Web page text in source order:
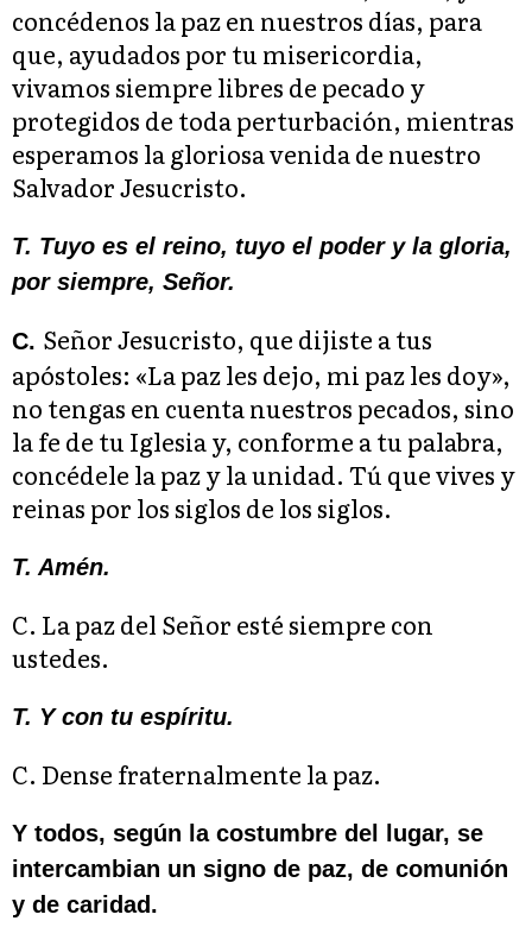
concédenos la paz en nuestros días, para
que, ayudados por tu misericordia,
vivamos siempre libres de pecado y
protegidos de toda perturbación, mientras
esperamos la gloriosa venida de nuestro
Salvador Jesucristo.
T. Tuyo es el reino, tuyo el poder y la gloria,
por siempre, Señor.
C. Señor Jesucristo, que dijiste a tus
apóstoles: «La paz les dejo, mi paz les doy»,
no tengas en cuenta nuestros pecados, sino
la fe de tu Iglesia y, conforme a tu palabra,
concédele la paz y la unidad. Tú que vives y
reinas por los siglos de los siglos.
T. Amén.
C. La paz del Señor esté siempre con
ustedes.
T. Y con tu espíritu.
C. Dense fraternalmente la paz.
Y todos, según la costumbre del lugar, se
intercambian un signo de paz, de comunión
y de caridad.